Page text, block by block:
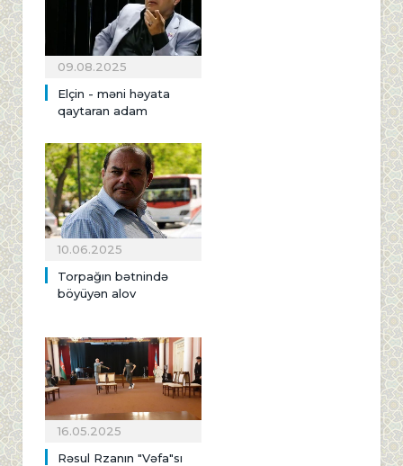
09.08.2025
Elçin - məni həyata
qaytaran adam
10.06.2025
Torpağın bətnində
böyüyən alov
16.05.2025
Rəsul Rzanın "Vəfa"sı